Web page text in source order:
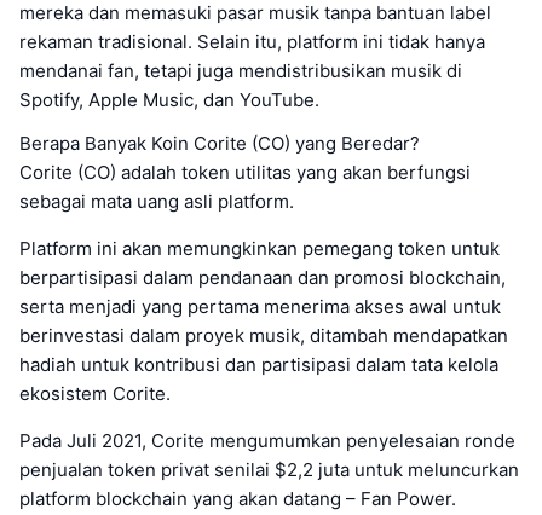
mereka dan memasuki pasar musik tanpa bantuan label
rekaman tradisional. Selain itu, platform ini tidak hanya
mendanai fan, tetapi juga mendistribusikan musik di
Spotify, Apple Music, dan YouTube.
Berapa Banyak Koin Corite (CO) yang Beredar?
Corite (CO) adalah token utilitas yang akan berfungsi
sebagai mata uang asli platform.
Platform ini akan memungkinkan pemegang token untuk
berpartisipasi dalam pendanaan dan promosi blockchain,
serta menjadi yang pertama menerima akses awal untuk
berinvestasi dalam proyek musik, ditambah mendapatkan
hadiah untuk kontribusi dan partisipasi dalam tata kelola
ekosistem Corite.
Pada Juli 2021, Corite mengumumkan penyelesaian ronde
penjualan token privat senilai $2,2 juta untuk meluncurkan
platform blockchain yang akan datang – Fan Power.